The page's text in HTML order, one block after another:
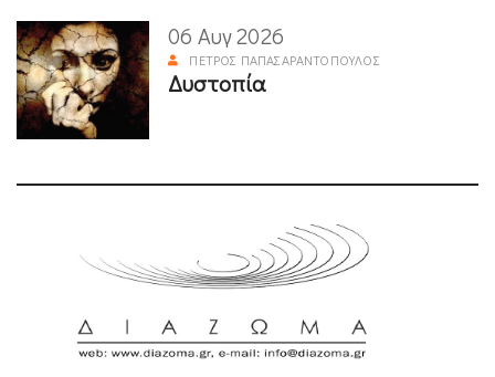
06 Αυγ 2026
ΠΈΤΡΟΣ ΠΑΠΑΣΑΡΑΝΤΌΠΟΥΛΟΣ
Δυστοπία